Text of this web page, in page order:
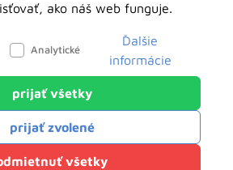
ako náš web funguje.
Analytické
Ďalšie
informácie
slúžia na zisťovanie
o návštevnosti nášho webu.
odkiaľ ste k nám prišli, o
prijať všetky
prijať zvolené
všetky